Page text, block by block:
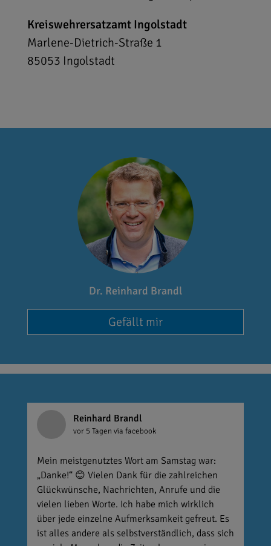
Kreiswehrersatzamt Ingolstadt
Marlene-Dietrich-Straße 1
85053 Ingolstadt
Dr. Reinhard Brandl
Gefällt mir
Reinhard Brandl
vor 5 Tagen via facebook
Mein meistgenutztes Wort am Samstag war:
„Danke!“ 😊 Vielen Dank für die zahlreichen
Glückwünsche, Nachrichten, Anrufe und die
vielen lieben Worte. Ich habe mich wirklich
über jede einzelne Aufmerksamkeit gefreut. Es
ist alles andere als selbstverständlich, dass sich